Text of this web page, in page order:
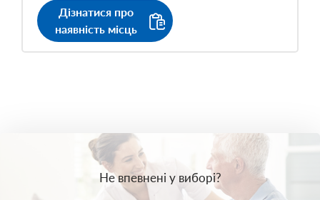
Дізнатися про
наявність місць
Не впевнені у виборі?